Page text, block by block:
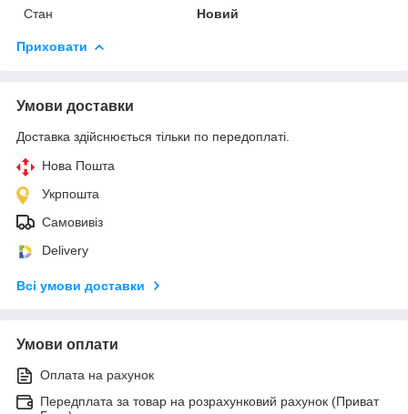
Стан
Новий
Приховати
Умови доставки
Доставка здійснюється тільки по передоплаті.
Нова Пошта
Укрпошта
Самовивіз
Delivery
Всі умови доставки
Умови оплати
Оплата на рахунок
Передплата за товар на розрахунковий рахунок (Приват